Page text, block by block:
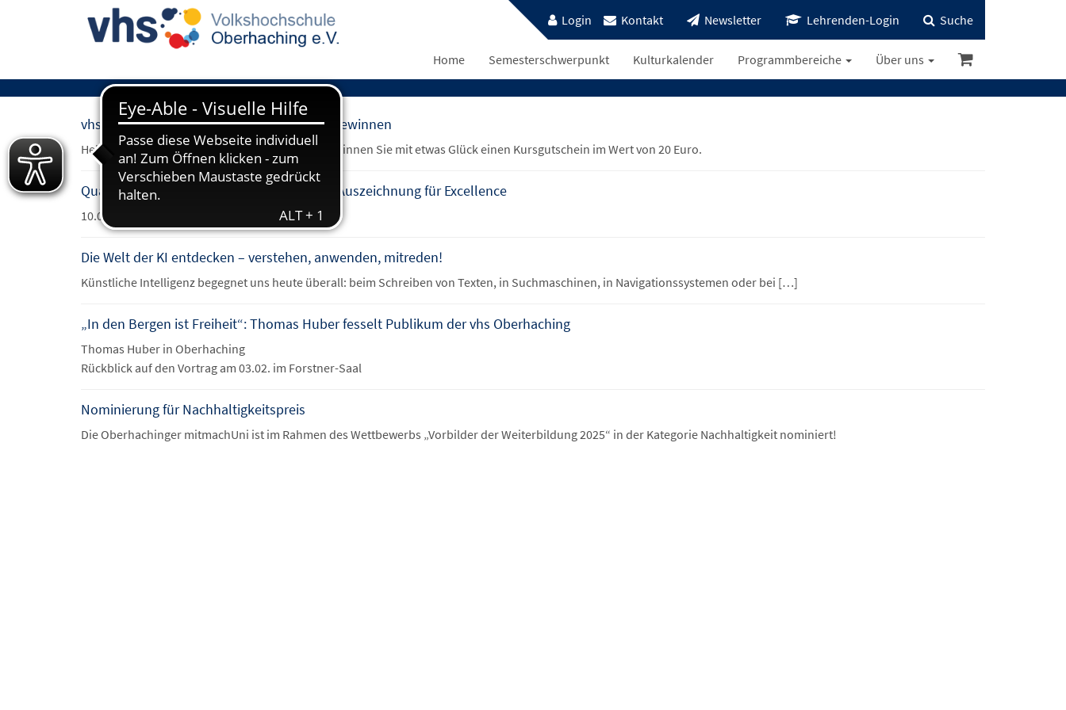
Login Kontakt Newsletter Lehrenden-Login Suche
Home Semesterschwerpunkt Kulturkalender Programmbereiche Über uns
vhs Umfrage 2026 – Jetzt mitmachen und gewinnen
Helfen Sie uns mit Ihren Einschätzungen und gewinnen Sie mit etwas Glück einen Kursgutschein im Wert von 20 Euro.
Qualität, die verbindet: vhs Verbund erhält Auszeichnung für Excellence
10.06.2026
Die Welt der KI entdecken – verstehen, anwenden, mitreden!
Künstliche Intelligenz begegnet uns heute überall: beim Schreiben von Texten, in Suchmaschinen, in Navigationssystemen oder bei […]
„In den Bergen ist Freiheit“: Thomas Huber fesselt Publikum der vhs Oberhaching
Thomas Huber in Oberhaching
Rückblick auf den Vortrag am 03.02. im Forstner-Saal
Nominierung für Nachhaltigkeitspreis
Die Oberhachinger mitmachUni ist im Rahmen des Wettbewerbs „Vorbilder der Weiterbildung 2025“ in der Kategorie Nachhaltigkeit nominiert!